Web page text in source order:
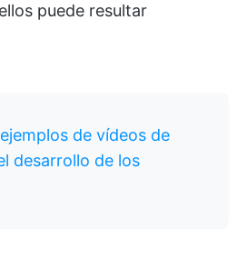
puede resultar
de vídeos de
desarrollo de los